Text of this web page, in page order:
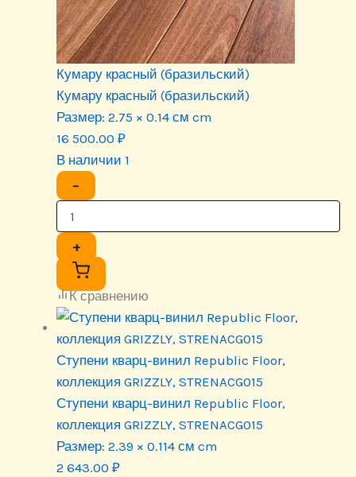
Кумару красный (бразильский)
Кумару красный (бразильский)
Размер: 2.75 × 0.14 см cm
16 500.00 ₽
В наличии 1
−
+
К сравнению
Ступени кварц-винил Republic Floor,
коллекция GRIZZLY, STRENACG015
Ступени кварц-винил Republic Floor,
коллекция GRIZZLY, STRENACG015
Размер: 2.39 × 0.114 см cm
2 643.00 ₽